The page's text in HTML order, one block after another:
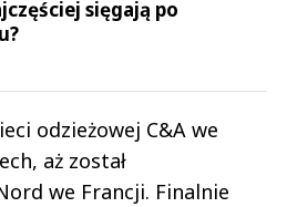
sięgają po
odzieżowej C&A we
aż został
we Francji. Finalnie